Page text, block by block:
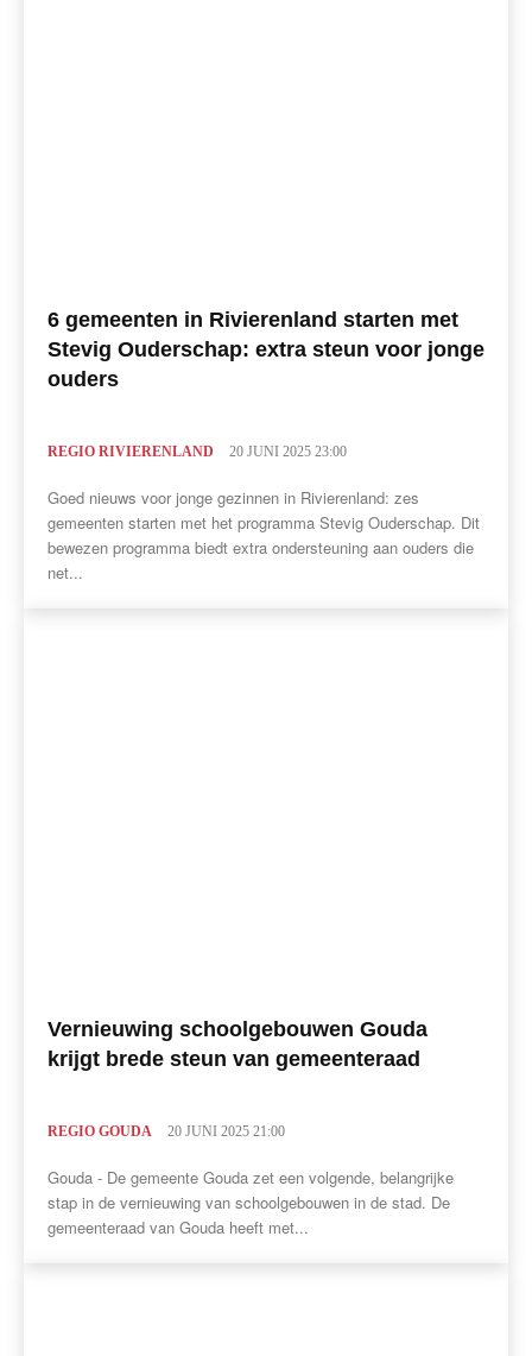
6 gemeenten in Rivierenland starten met
Stevig Ouderschap: extra steun voor jonge
ouders
REGIO RIVIERENLAND 20 JUNI 2025 23:00
Goed nieuws voor jonge gezinnen in Rivierenland: zes
gemeenten starten met het programma Stevig Ouderschap. Dit
bewezen programma biedt extra ondersteuning aan ouders die
net...
Vernieuwing schoolgebouwen Gouda
krijgt brede steun van gemeenteraad
REGIO GOUDA 20 JUNI 2025 21:00
Gouda - De gemeente Gouda zet een volgende, belangrijke
stap in de vernieuwing van schoolgebouwen in de stad. De
gemeenteraad van Gouda heeft met...